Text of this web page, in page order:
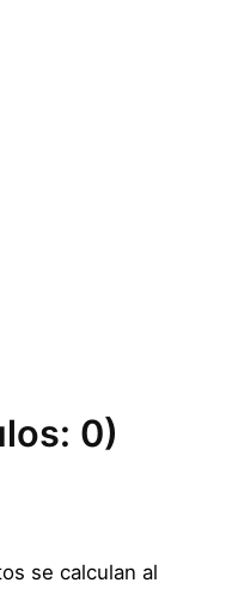
0)
se calculan al